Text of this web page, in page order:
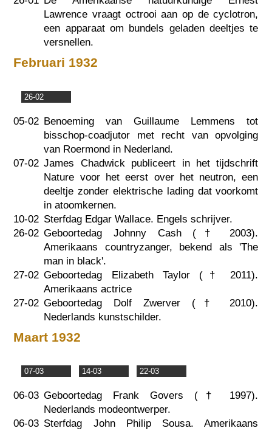
Lawrence vraagt octrooi aan op de cyclotron,
een apparaat om bundels geladen deeltjes te
versnellen.
Februari 1932
26-02
05-02 Benoeming van Guillaume Lemmens tot
bisschop-coadjutor met recht van opvolging
van Roermond in Nederland.
07-02 James Chadwick publiceert in het tijdschrift
Nature voor het eerst over het neutron, een
deeltje zonder elektrische lading dat voorkomt
in atoomkernen.
10-02 Sterfdag Edgar Wallace. Engels schrijver.
26-02 Geboortedag Johnny Cash († 2003).
Amerikaans countryzanger, bekend als 'The
man in black'.
27-02 Geboortedag Elizabeth Taylor († 2011).
Amerikaans actrice
27-02 Geboortedag Dolf Zwerver († 2010).
Nederlands kunstschilder.
Maart 1932
07-03 14-03 22-03
06-03 Geboortedag Frank Govers († 1997).
Nederlands modeontwerper.
06-03 Sterfdag John Philip Sousa. Amerikaans